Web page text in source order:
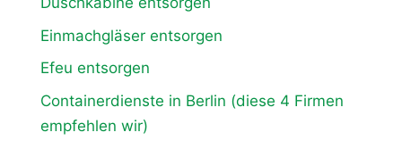
Einmachgläser entsorgen
Efeu entsorgen
Containerdienste in Berlin (diese 4 Firmen
empfehlen wir)